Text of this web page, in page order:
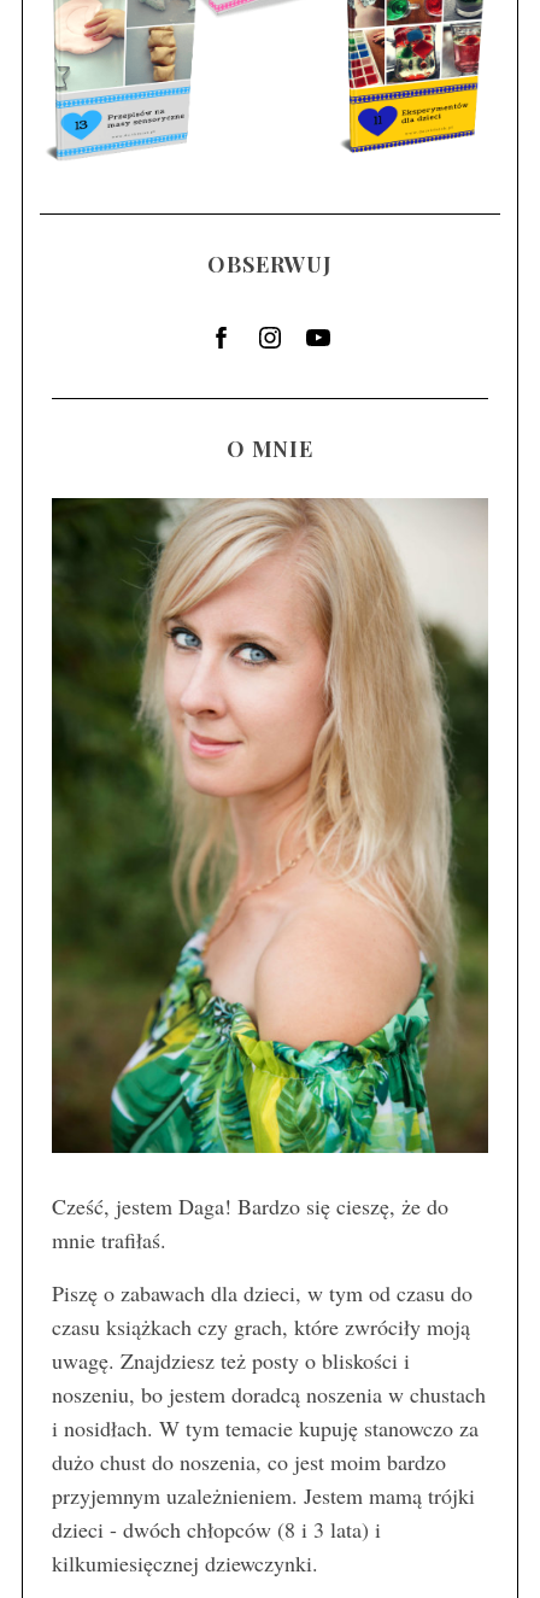
OBSERWUJ
O MNIE
Cześć, jestem Daga! Bardzo się cieszę, że do
mnie trafiłaś.
Piszę o zabawach dla dzieci, w tym od czasu do
czasu książkach czy grach, które zwróciły moją
uwagę. Znajdziesz też posty o bliskości i
noszeniu, bo jestem doradcą noszenia w chustach
i nosidłach. W tym temacie kupuję stanowczo za
dużo chust do noszenia, co jest moim bardzo
przyjemnym uzależnieniem. Jestem mamą trójki
dzieci - dwóch chłopców (8 i 3 lata) i
kilkumiesięcznej dziewczynki.